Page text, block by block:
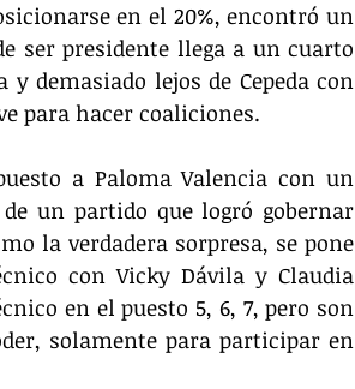
en el 20%, encontró un
ser presidente llega a un cuarto
demasiado lejos de Cepeda con
para hacer coaliciones.
a Paloma Valencia con un
un partido que logró gobernar
la verdadera sorpresa, se pone
con Vicky Dávila y Claudia
en el puesto 5, 6, 7, pero son
solamente para participar en